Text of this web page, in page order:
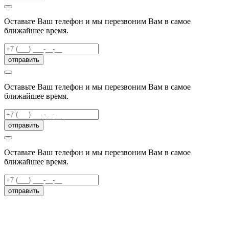
Оставьте Ваш телефон и мы перезвоним Вам в самое
ближайшее время.
отправить
Оставьте Ваш телефон и мы перезвоним Вам в самое
ближайшее время.
отправить
Оставьте Ваш телефон и мы перезвоним Вам в самое
ближайшее время.
отправить